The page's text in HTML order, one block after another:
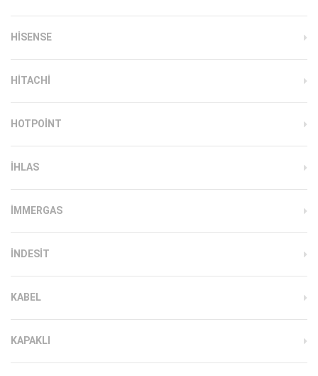
HISENSE
HITACHI
HOTPOINT
IHLAS
İMMERGAS
INDESIT
KABEL
KAPAKLI